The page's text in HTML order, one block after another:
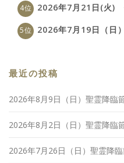
2026年7月21日(火)
2026年7月19日（日
最近の投稿
2026年8月9日（日）聖霊降臨
2026年8月2日（日）聖霊降臨
2026年7月26日（日）聖霊降